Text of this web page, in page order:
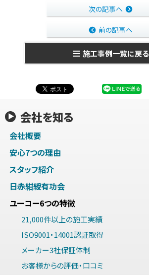
次の記事へ
前の記事へ
施工事例一覧に戻る
会社を知る
会社概要
安心7つの理由
スタッフ紹介
日赤紺綬有功会
ユーコー6つの特徴
21,000件以上の施工実績
ISO9001・14001認証取得
メーカー3社保証体制
お客様からの評価・口コミ